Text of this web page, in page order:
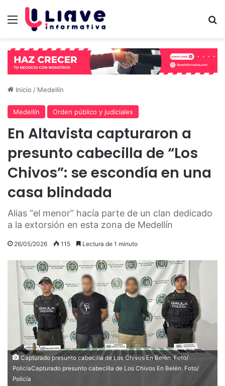
Menú
Inicio / Medellín
Medellín Orden público y judiciales
En Altavista capturaron a
presunto cabecilla de “Los
Chivos”: se escondía en una
casa blindada
Alias “el menor” hacía parte de un clan dedicado
a la extorsión en esta zona de Medellín
26/05/2026 115 Lectura de 1 minuto
Capturado presunto cabecilla de Los Chivos En Belén. Foto/
PolicíaCapturado presunto cabecilla de Los Chivos En Belén. Foto/
Policía